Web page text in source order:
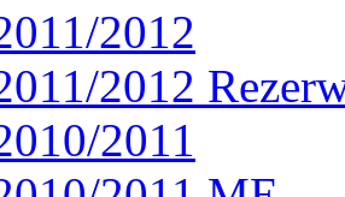
2012
2012
2011